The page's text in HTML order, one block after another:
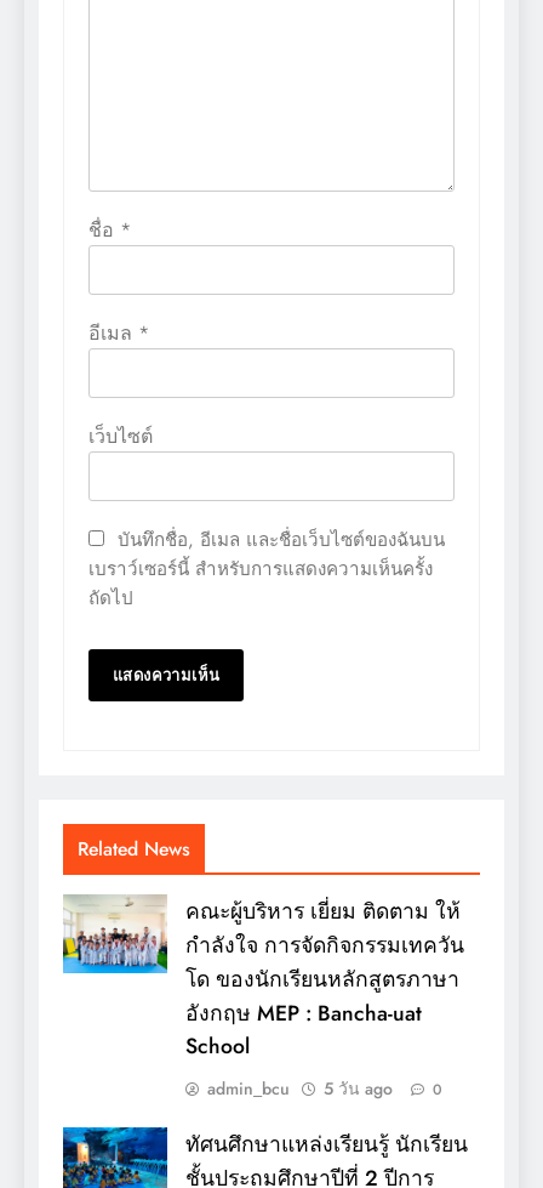
ชื่อ *
อีเมล *
เว็บไซต์
บันทึกชื่อ, อีเมล และชื่อเว็บไซต์ของฉันบน
เบราว์เซอร์นี้ สำหรับการแสดงความเห็นครั้ง
ถัดไป
Related News
คณะผู้บริหาร เยี่ยม ติดตาม ให้
กำลังใจ การจัดกิจกรรมเทควัน
โด ของนักเรียนหลักสูตรภาษา
อังกฤษ MEP : Bancha-uat
School
admin_bcu 5 วัน ago 0
ทัศนศึกษาแหล่งเรียนรู้ นักเรียน
ชั้นประถมศึกษาปีที่ 2 ปีการ